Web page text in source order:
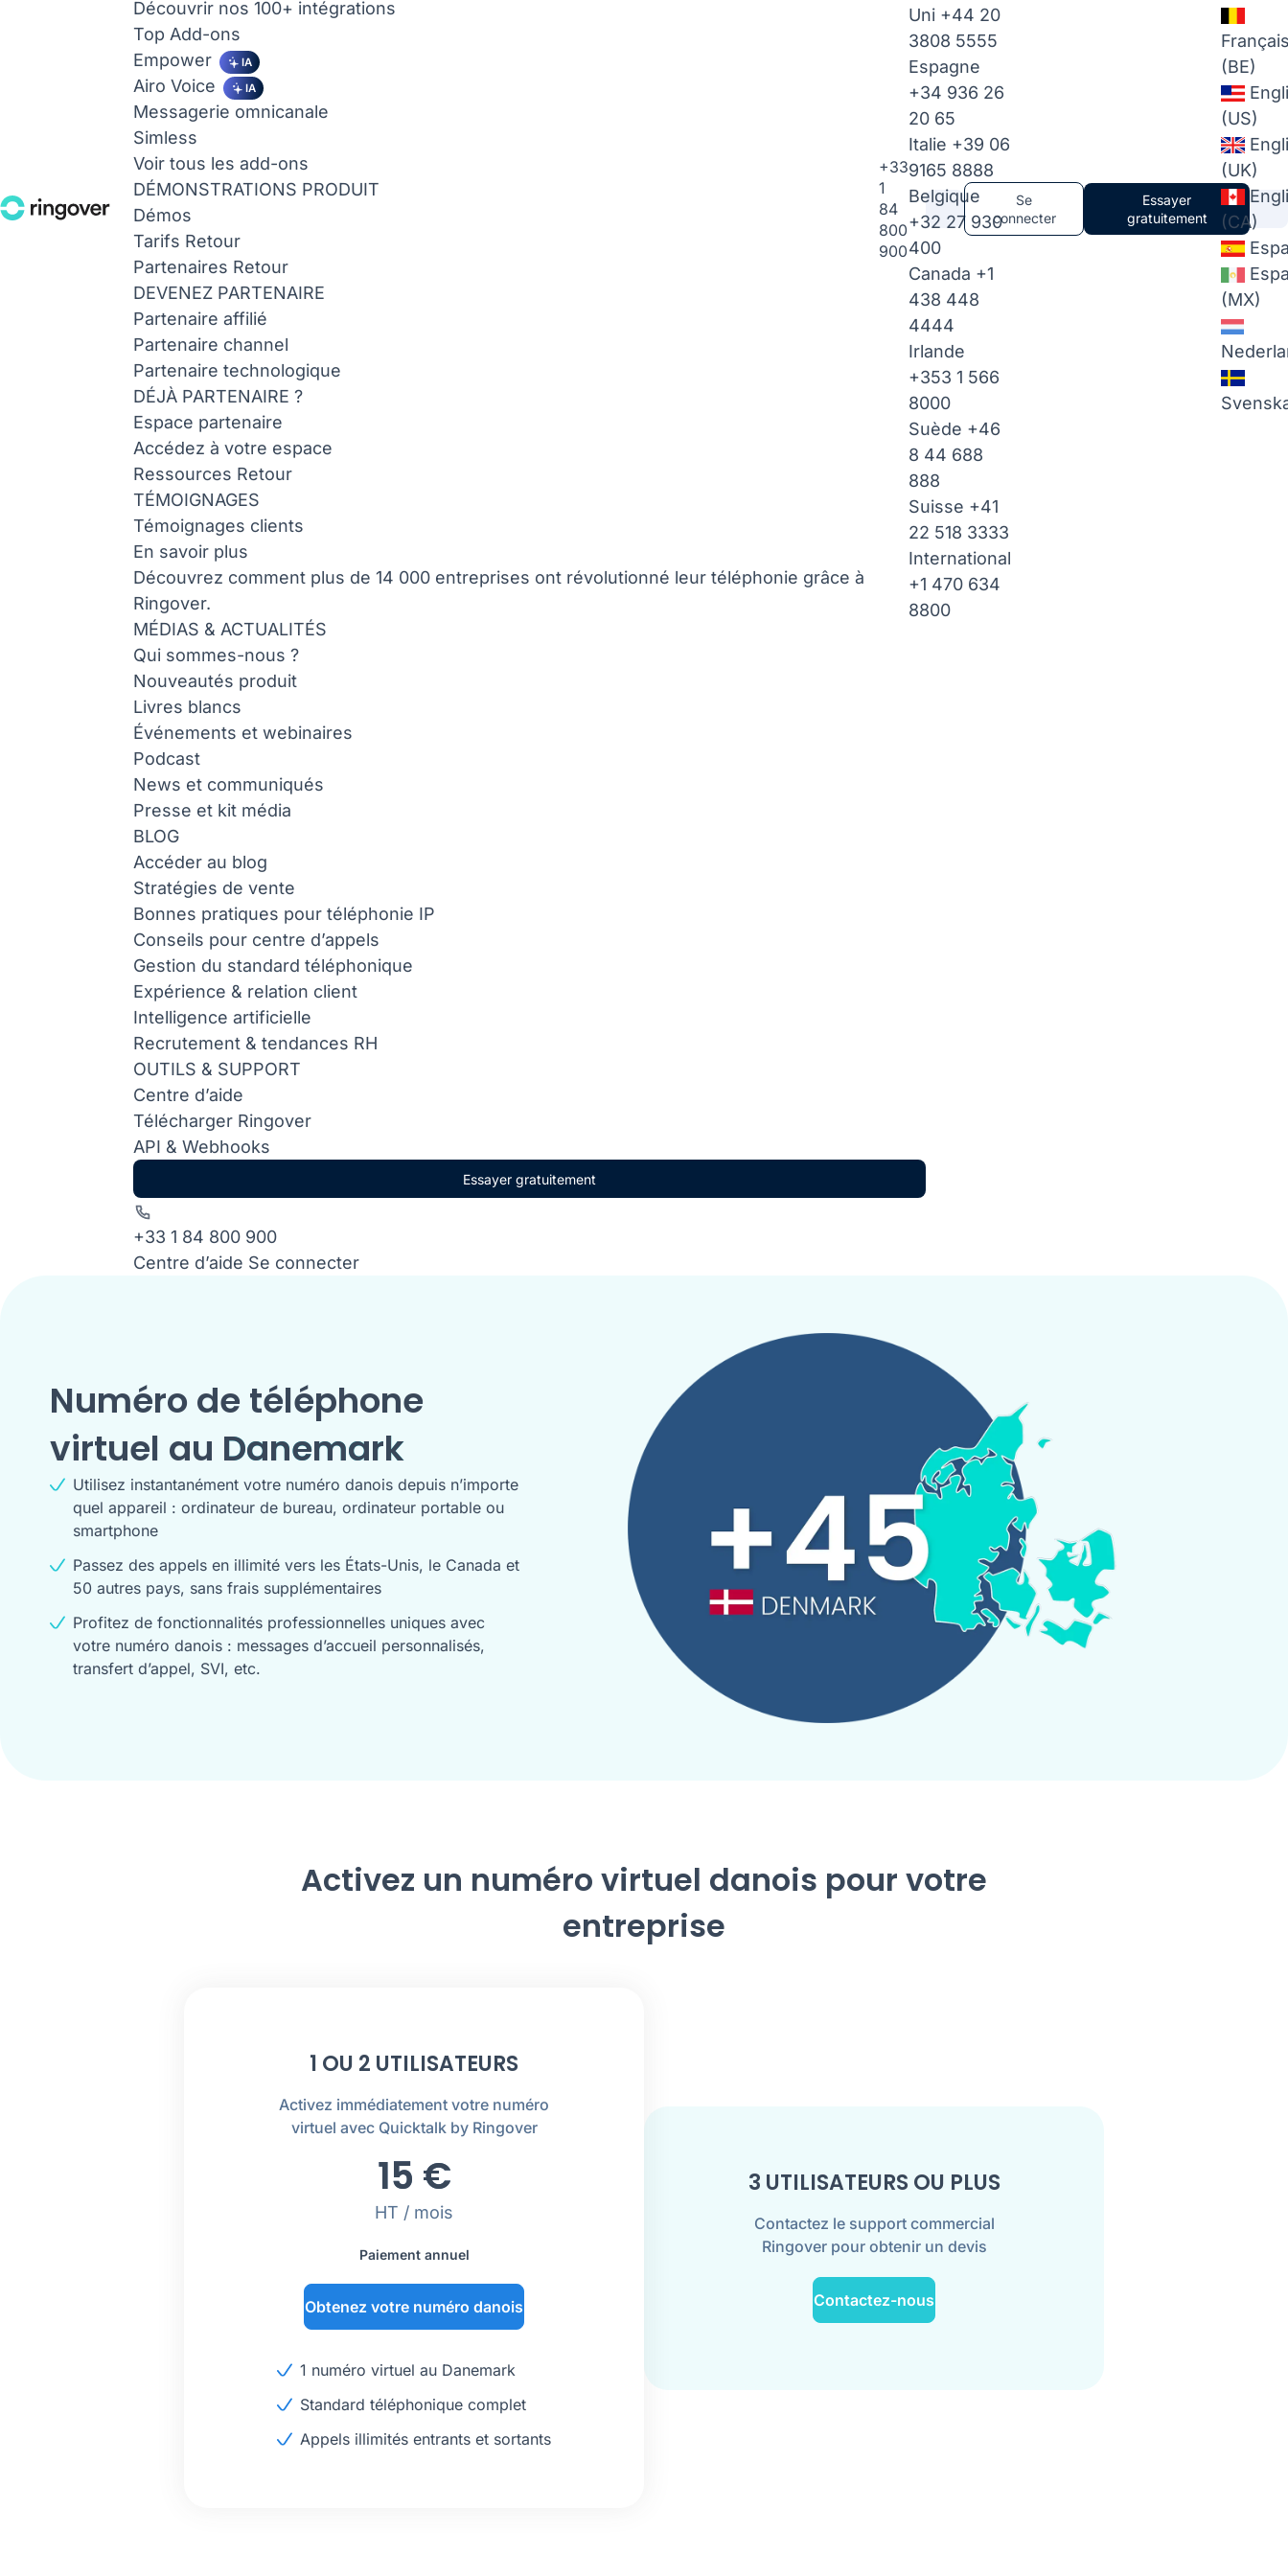
Découvrir nos 100+ intégrations
Top Add-ons
Empower
IA
Airo Voice IA
Messagerie omnicanale
Simless
Voir tous les add-ons
DÉMONSTRATIONS PRODUIT
Démos
Tarifs Retour
Partenaires Retour
DEVENEZ PARTENAIRE
Partenaire affilié
Partenaire channel
Partenaire technologique
DÉJÀ PARTENAIRE ?
Espace partenaire
Accédez à votre espace
Ressources Retour
TÉMOIGNAGES
Témoignages clients
En savoir plus
Découvrez comment plus de 14 000 entreprises ont révolutionné leur téléphonie grâce à
Ringover.
MÉDIAS & ACTUALITÉS
Qui sommes-nous ?
Nouveautés produit
Livres blancs
Événements et webinaires
Podcast
News et communiqués
Presse et kit média
BLOG
Accéder au blog
Stratégies de vente
Bonnes pratiques pour téléphonie IP
Conseils pour centre d’appels
Gestion du standard téléphonique
Expérience & relation client
Intelligence artificielle
Recrutement & tendances RH
OUTILS & SUPPORT
Centre d’aide
Télécharger Ringover
API & Webhooks
Essayer gratuitement
+33 1 84 800 900
Centre d’aide Se connecter
+33
1
84
800
900
Uni +44 20
3808 5555
Espagne
+34 936 26
20 65
Italie +39 06
9165 8888
Belgique
+32 27 930
400
Canada +1
438 448
4444
Irlande
+353 1 566
8000
Suède +46
8 44 688
888
Suisse +41
22 518 3333
International
+1 470 634
8800
Se
connecter
Essayer
gratuitement
(BE)
(US)
(UK)
(CA)
(MX)
Numéro de téléphone
virtuel au Danemark
Utilisez instantanément votre numéro danois depuis n’importe
quel appareil : ordinateur de bureau, ordinateur portable ou
smartphone
Passez des appels en illimité vers les États-Unis, le Canada et
50 autres pays, sans frais supplémentaires
Profitez de fonctionnalités professionnelles uniques avec
votre numéro danois : messages d’accueil personnalisés,
transfert d’appel, SVI, etc.
Activez un numéro virtuel danois pour votre
entreprise
1 OU 2 UTILISATEURS
Activez immédiatement votre numéro
virtuel avec Quicktalk by Ringover
15 €
HT / mois
Paiement annuel
Obtenez votre numéro danois
1 numéro virtuel au Danemark
Standard téléphonique complet
Appels illimités entrants et sortants
3 UTILISATEURS OU PLUS
Contactez le support commercial
Ringover pour obtenir un devis
Contactez-nous